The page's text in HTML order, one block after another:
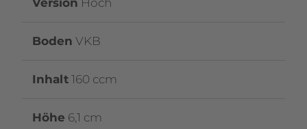
Version Hoch
Boden VKB
Inhalt 160 ccm
Höhe 6,1 cm